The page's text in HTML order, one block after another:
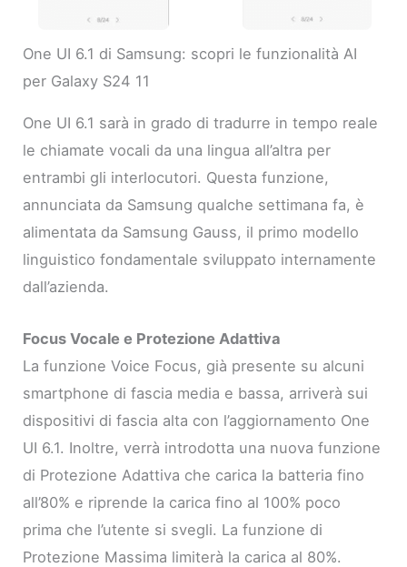
One UI 6.1 di Samsung: scopri le funzionalità AI
per Galaxy S24 11
One UI 6.1 sarà in grado di tradurre in tempo reale
le chiamate vocali da una lingua all’altra per
entrambi gli interlocutori. Questa funzione,
annunciata da Samsung qualche settimana fa, è
alimentata da Samsung Gauss, il primo modello
linguistico fondamentale sviluppato internamente
dall’azienda.
Focus Vocale e Protezione Adattiva
La funzione Voice Focus, già presente su alcuni
smartphone di fascia media e bassa, arriverà sui
dispositivi di fascia alta con l’aggiornamento One
UI 6.1. Inoltre, verrà introdotta una nuova funzione
di Protezione Adattiva che carica la batteria fino
all’80% e riprende la carica fino al 100% poco
prima che l’utente si svegli. La funzione di
Protezione Massima limiterà la carica al 80%.